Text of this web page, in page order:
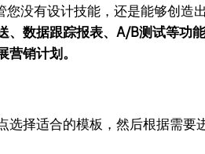
没有设计技能，还是能够创造
数据跟踪报表、A/B测试等功
销计划。
择适合的模板，然后根据需要